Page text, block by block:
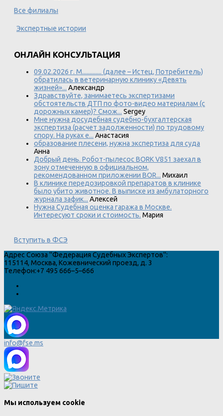
Все филиалы
Экспертные истории
ОНЛАЙН КОНСУЛЬТАЦИЯ
09.02.2026 г. М............. (далее – Истец, Потребитель)
обратилась в ветеринарную клинику «Девять
жизней»... Александр
Здравствуйте, занимаетесь экспертизами
обстоятельств ДТП по фото-видео материалам (с
дорожных камер)? Смож... Sergey
Мне нужна досудебная судебно-бухгалтерская
экспертиза (расчет задолженности) по трудовому
спору. На руках е... Анастасия
образование плесени, нужна экспертиза для суда
Анна
Добрый день. Робот-пылесос BORK V851 заехал в
зону отмеченную в официальном,
рекомендованном приложении BOR... Михаил
В клинике передозировкой препаратов в клинике
было убито животное. В выписке из амбулаторного
журнала зафик... Алексей
Нужна Судебная оценка гаража в Москве.
Интересуют сроки и стоимость. Мария
Вступить в ФСЭ
Адрес Союза "Федерация Судебных Экспертов":
115114, Москва, Кожевнический проезд, д. 3
Телефон:+7 495 666–5–666
info@fse.ms
Мы используем cookie